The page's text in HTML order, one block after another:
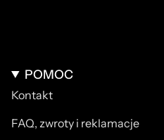
POMOC
Kontakt
FAQ, zwroty i reklamacje